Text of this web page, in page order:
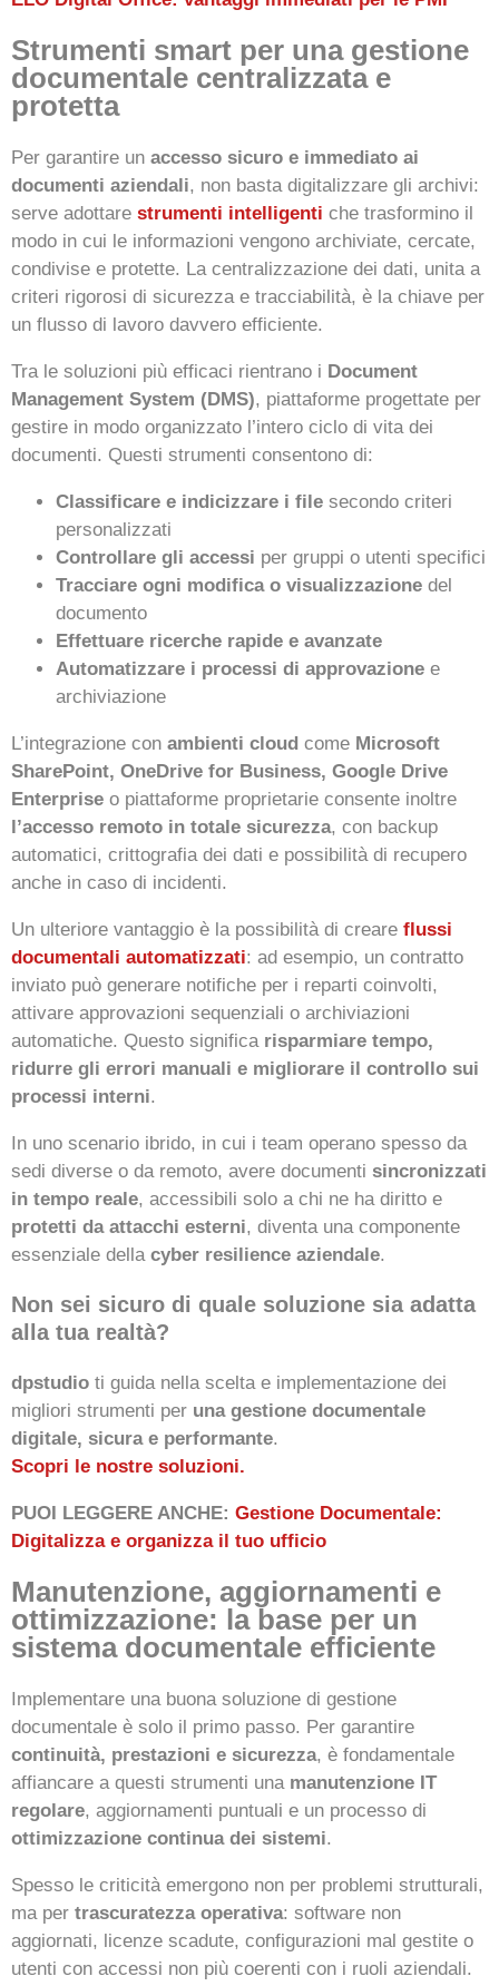
Strumenti smart per una gestione
documentale centralizzata e
protetta
Per garantire un accesso sicuro e immediato ai
documenti aziendali, non basta digitalizzare gli archivi:
serve adottare strumenti intelligenti che trasformino il
modo in cui le informazioni vengono archiviate, cercate,
condivise e protette. La centralizzazione dei dati, unita a
criteri rigorosi di sicurezza e tracciabilità, è la chiave per
un flusso di lavoro davvero efficiente.
Tra le soluzioni più efficaci rientrano i Document
Management System (DMS), piattaforme progettate per
gestire in modo organizzato l’intero ciclo di vita dei
documenti. Questi strumenti consentono di:
Classificare e indicizzare i file secondo criteri
personalizzati
Controllare gli accessi per gruppi o utenti specifici
Tracciare ogni modifica o visualizzazione del
documento
Effettuare ricerche rapide e avanzate
Automatizzare i processi di approvazione e
archiviazione
L’integrazione con ambienti cloud come Microsoft
SharePoint, OneDrive for Business, Google Drive
Enterprise o piattaforme proprietarie consente inoltre
l’accesso remoto in totale sicurezza, con backup
automatici, crittografia dei dati e possibilità di recupero
anche in caso di incidenti.
Un ulteriore vantaggio è la possibilità di creare flussi
documentali automatizzati: ad esempio, un contratto
inviato può generare notifiche per i reparti coinvolti,
attivare approvazioni sequenziali o archiviazioni
automatiche. Questo significa risparmiare tempo,
ridurre gli errori manuali e migliorare il controllo sui
processi interni.
In uno scenario ibrido, in cui i team operano spesso da
sedi diverse o da remoto, avere documenti sincronizzati
in tempo reale, accessibili solo a chi ne ha diritto e
protetti da attacchi esterni, diventa una componente
essenziale della cyber resilience aziendale.
Non sei sicuro di quale soluzione sia adatta
alla tua realtà?
dpstudio ti guida nella scelta e implementazione dei
migliori strumenti per una gestione documentale
digitale, sicura e performante.
Scopri le nostre soluzioni.
PUOI LEGGERE ANCHE: Gestione Documentale:
Digitalizza e organizza il tuo ufficio
Manutenzione, aggiornamenti e
ottimizzazione: la base per un
sistema documentale efficiente
Implementare una buona soluzione di gestione
documentale è solo il primo passo. Per garantire
continuità, prestazioni e sicurezza, è fondamentale
affiancare a questi strumenti una manutenzione IT
regolare, aggiornamenti puntuali e un processo di
ottimizzazione continua dei sistemi.
Spesso le criticità emergono non per problemi strutturali,
ma per trascuratezza operativa: software non
aggiornati, licenze scadute, configurazioni mal gestite o
utenti con accessi non più coerenti con i ruoli aziendali.